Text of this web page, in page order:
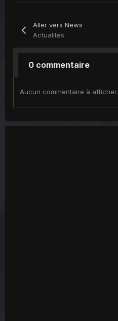
Aller vers News
Actualités
0 commentaire
Aucun commentaire à afficher.